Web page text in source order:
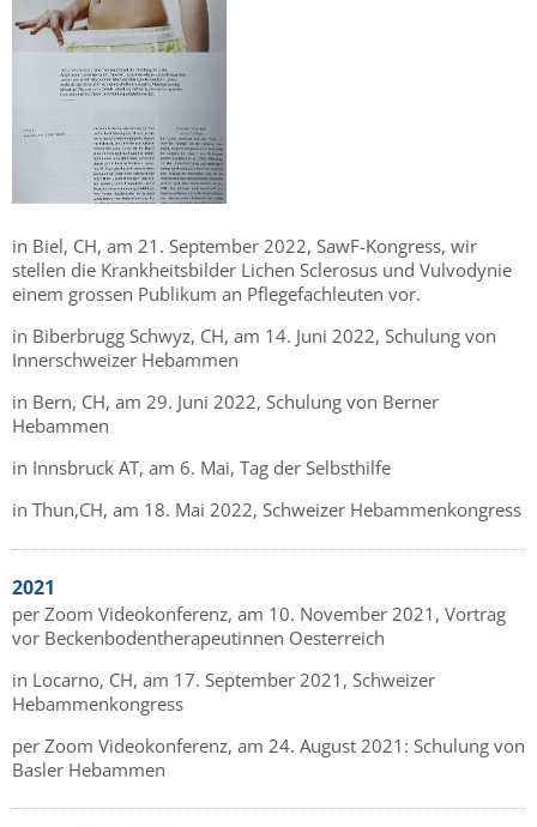
in Biel, CH, am 21. September 2022, SawF-Kongress, wir
stellen die Krankheitsbilder Lichen Sclerosus und Vulvodynie
einem grossen Publikum an Pflegefachleuten vor.
in Biberbrugg Schwyz, CH, am 14. Juni 2022, Schulung von
Innerschweizer Hebammen
in Bern, CH, am 29. Juni 2022, Schulung von Berner
Hebammen
in Innsbruck AT, am 6. Mai, Tag der Selbsthilfe
in Thun,CH, am 18. Mai 2022, Schweizer Hebammenkongress
2021
per Zoom Videokonferenz, am 10. November 2021, Vortrag
vor Beckenbodentherapeutinnen Oesterreich
in Locarno, CH, am 17. September 2021, Schweizer
Hebammenkongress
per Zoom Videokonferenz, am 24. August 2021: Schulung von
Basler Hebammen